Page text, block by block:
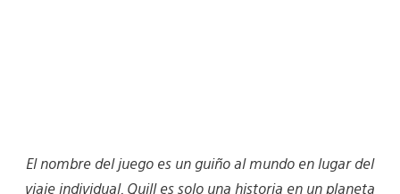
El nombre del juego es un guiño al mundo en lugar del
viaje individual. Quill es solo una historia en un planeta